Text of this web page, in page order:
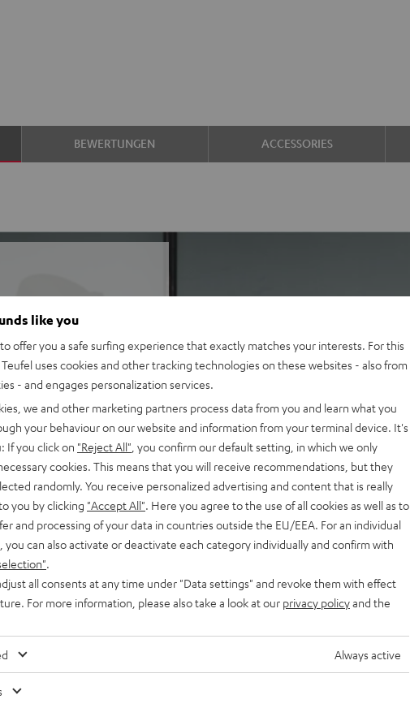
BEWERTUNGEN ACCESSORIES
AV-Receiver im
beeindruckenden
am PC.
Filmton und Musik
ausgewogene,
bis 22 Hz, sehr hohe
sowie HDMI (ARC,
mit 2-
gute
Standby,
m Lautsprecherkabel und
like you
offer you a safe surfing experience that exactly matches your interests. For this
uses cookies and other tracking technologies on these websites - also from
- and engages personalization services.
we and other marketing partners process data from you and learn what you
your behaviour on our website and information from your terminal device. It's
If you click on "Reject All" , you confirm our default setting, in which we only
cookies. This means that you will receive recommendations, but they
randomly. You receive personalized advertising and content that is really
you by clicking "Accept All" . Here you agree to the use of all cookies as well as to
and processing of your data in countries outside the EU/EEA. For an individual
you can also activate or deactivate each category individually and confirm with
all consents at any time under "Data settings" and revoke them with effect
For more information, please also take a look at our privacy policyand the
Always active